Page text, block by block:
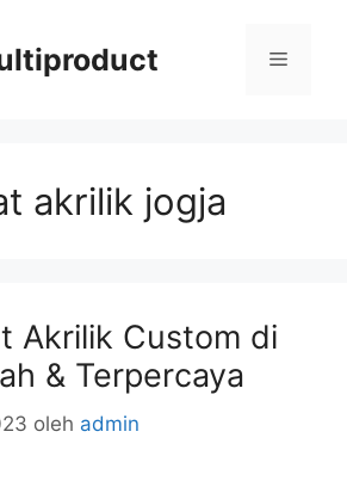
Menu
akrilik jogja
Akrilik Custom di
& Terpercaya
oleh admin